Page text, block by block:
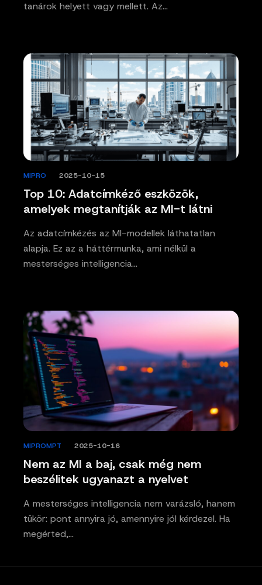
tanárok helyett vagy mellett. Az…
Top 10: Adatcímkéző eszközök,
amelyek megtanítják az MI-t látni
MIPRO 2025-10-15
Az adatcímkézés az MI-modellek láthatatlan
alapja. Ez az a háttérmunka, ami nélkül a
mesterséges intelligencia…
Nem az MI a baj, csak még nem
beszélitek ugyanazt a nyelvet
MIPROMPT 2025-10-16
A mesterséges intelligencia nem varázsló, hanem
tükör: pont annyira jó, amennyire jól kérdezel. Ha
megérted,…